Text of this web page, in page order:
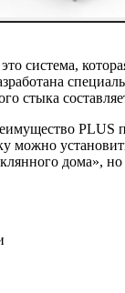
система,
стыка
можно
дома»,